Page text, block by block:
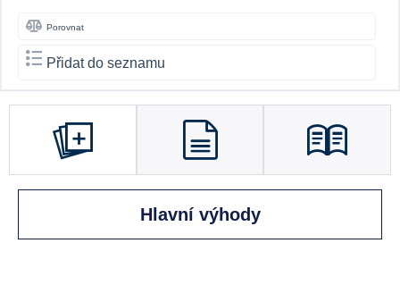
Porovnat
Přidat do seznamu
Hlavní výhody